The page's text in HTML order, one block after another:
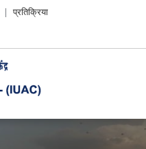
प्रतिक्रिया